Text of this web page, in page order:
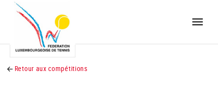
Toggle
Retour aux compétitions